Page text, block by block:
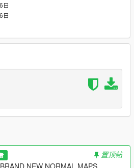
into GTA V Root Folder (Where
Dean Morgan) Go here:
player/twd-negan-jeffrey-dean-
日
日
置顶帖